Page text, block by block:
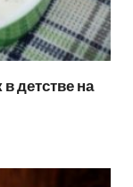
детстве на